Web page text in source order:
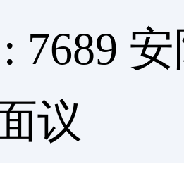
7689
议